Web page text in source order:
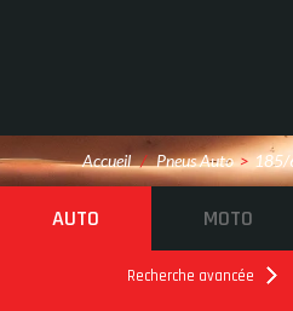
Accueil / Pneus Auto > 185/
AUTO MOTO
Recherche avancée